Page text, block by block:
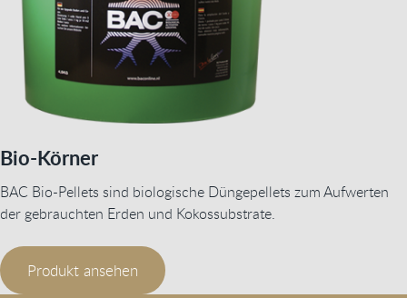
Bio-Körner
BAC Bio-Pellets sind biologische Düngepellets zum Aufwerten
der gebrauchten Erden und Kokossubstrate.
Produkt ansehen